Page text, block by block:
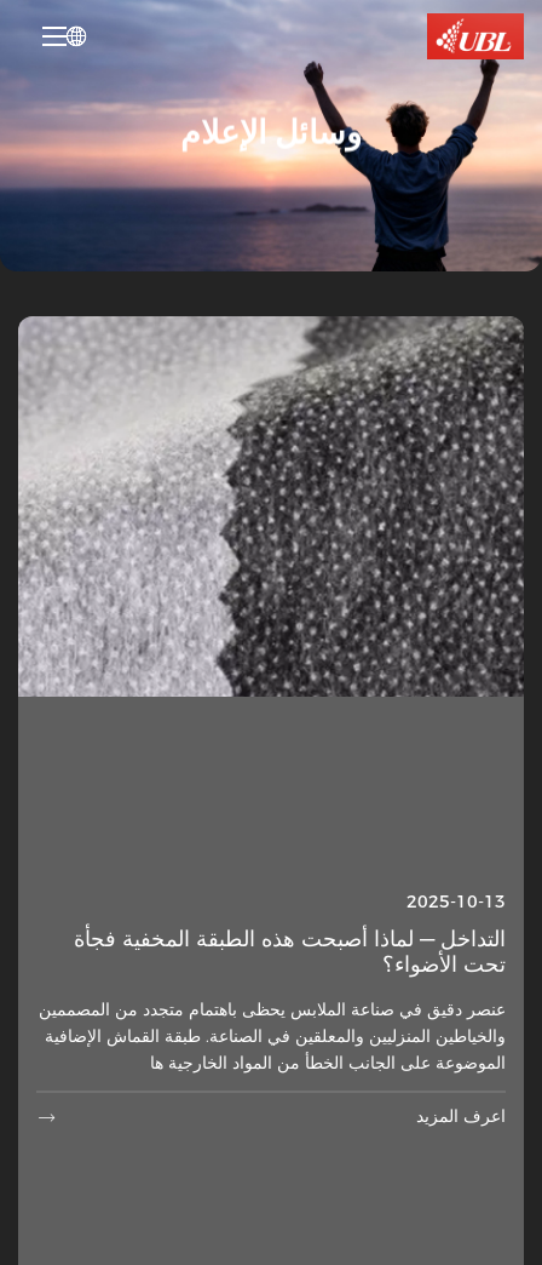

وسائل الإعلام
2025-10-13
التداخل — لماذا أصبحت هذه الطبقة المخفية فجأة
تحت الأضواء؟
عنصر دقيق في صناعة الملابس يحظى باهتمام متجدد من المصممين
والخياطين المنزليين والمعلقين في الصناعة. طبقة القماش الإضافية
الموضوعة على الجانب الخطأ من المواد الخارجية ها
اعرف المزيد 
2025-03-11
شركة جياشينغ رينبو (UBL) إنترلاينغ المحدودة
ستعرض في معرض إنترتكسايت شانغهاي للأقمشة
في معرض Intertextile SHANGHAI للأقمشة الذي سيقام من 11
وتقنيا